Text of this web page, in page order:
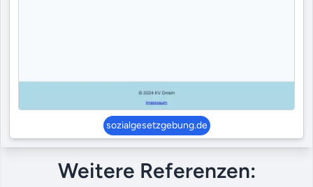
sozialgesetzgebung.de
Weitere Referenzen: